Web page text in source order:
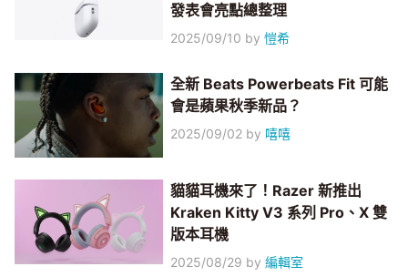
發表會亮點總整理
2025/09/10 by愷希
全新 Beats Powerbeats Fit 可能
會是蘋果秋季新品？
2025/09/02 by 嘻嘻
貓貓耳機來了！Razer 新推出
Kraken Kitty V3 系列 Pro、X 雙
版本耳機
2025/08/29 by編輯室